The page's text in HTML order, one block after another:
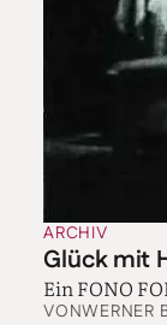
ARCHIV
Glück mit
Ein FONO
VONWERNER